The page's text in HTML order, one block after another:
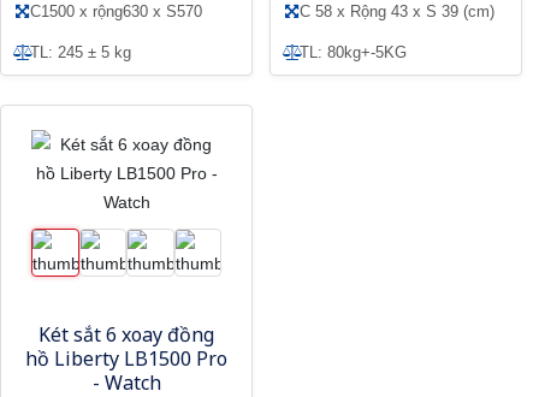
C1500 x rộng630 x S570
TL: 245 ± 5 kg
C 58 x Rộng 43 x S 39 (cm)
TL: 80kg+-5KG
Két sắt 6 xoay đồng
hồ Liberty LB1500 Pro
- Watch